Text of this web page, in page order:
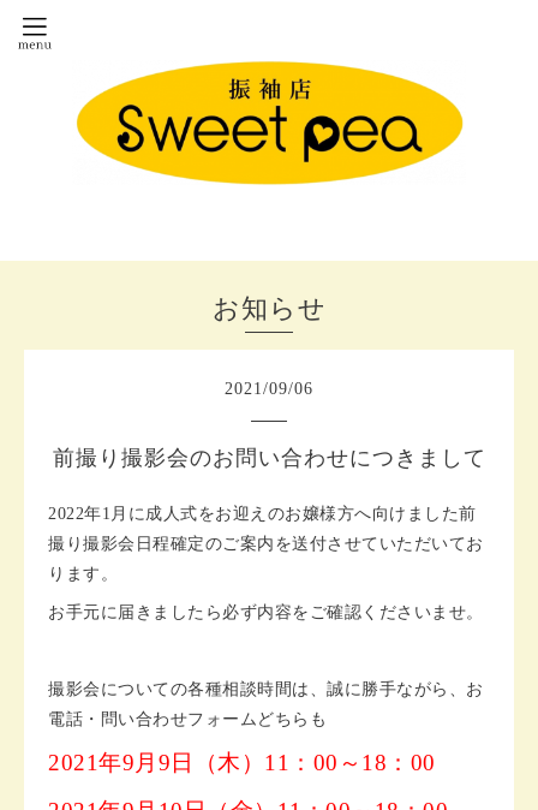
お知らせ
2021/09/06
前撮り撮影会のお問い合わせにつきまして
2022年1月に成人式をお迎えのお嬢様方へ向けました前
撮り撮影会日程確定のご案内を送付させていただいてお
ります。
お手元に届きましたら必ず内容をご確認くださいませ。
撮影会についての各種相談時間は、誠に勝手ながら、お
電話・問い合わせフォームどちらも
2021年9月9日（木）11：00～ 18：00